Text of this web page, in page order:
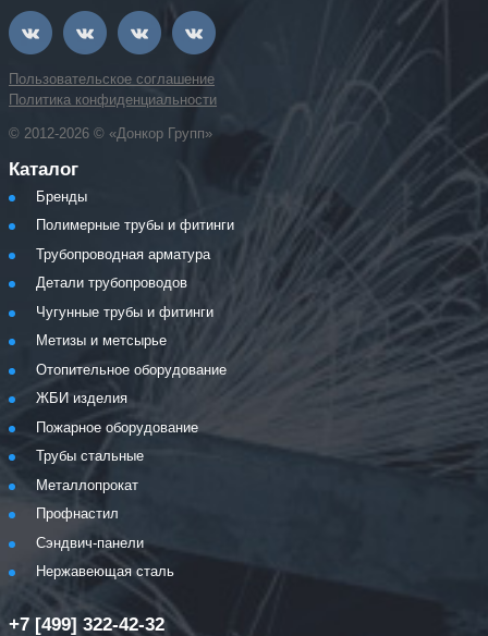
Пользовательское соглашение
Политика конфиденциальности
© 2012-2026 © «Донкор Групп»
Каталог
Бренды
Полимерные трубы и фитинги
Трубопроводная арматура
Детали трубопроводов
Чугунные трубы и фитинги
Метизы и метсырье
Отопительное оборудование
ЖБИ изделия
Пожарное оборудование
Трубы стальные
Металлопрокат
Профнастил
Сэндвич-панели
Нержавеющая сталь
+7 [499] 322-42-32